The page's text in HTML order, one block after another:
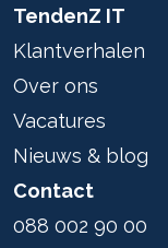
TendenZ IT
Klantverhalen
Over ons
Vacatures
Nieuws & blog
Contact
088 002 90 00